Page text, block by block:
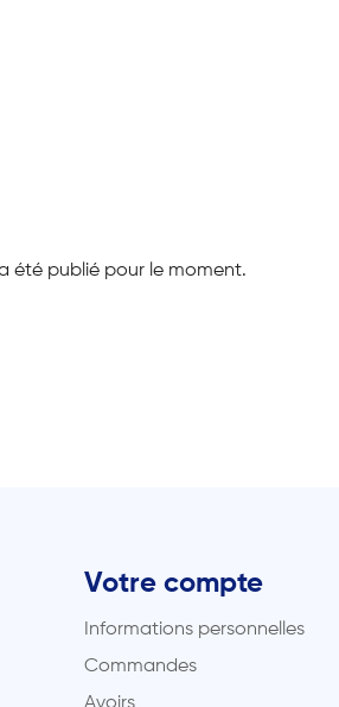
été publié pour le moment.
Votre compte
Informations personnelles
Commandes